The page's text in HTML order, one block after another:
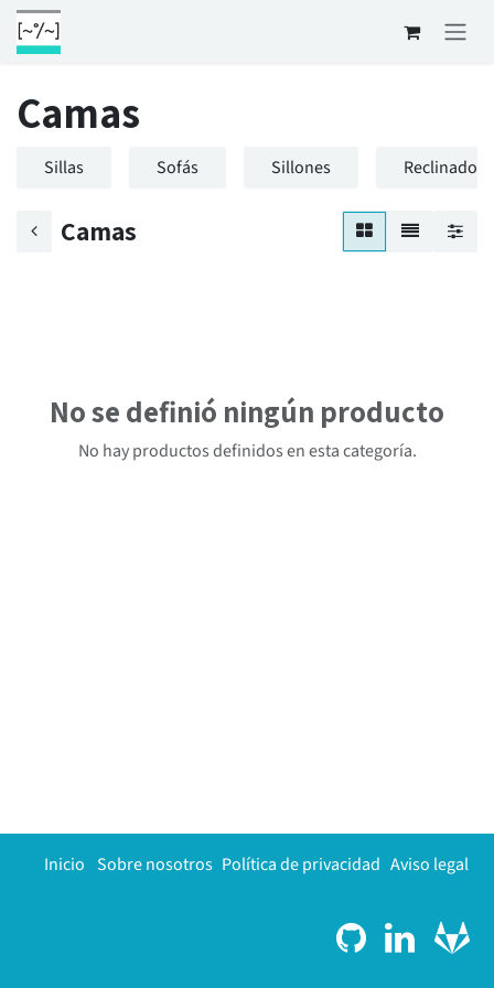
Ir al contenido
Camas
Sillas Sofás Sillones
Camas
No se definió ningún producto
No hay productos definidos en esta categoría.
Inicio Sobre nosotros Política de privacidad Aviso legal